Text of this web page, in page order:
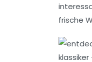
frische